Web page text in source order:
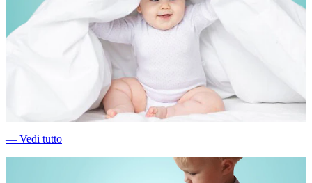
― Vedi tutto